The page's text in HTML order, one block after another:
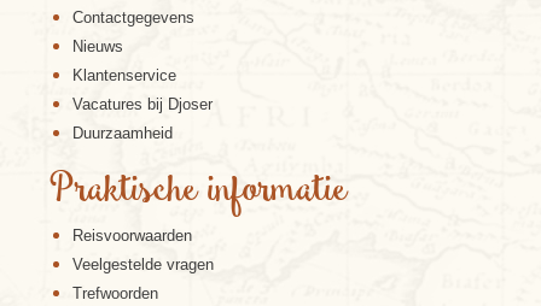
Contactgegevens
Nieuws
Klantenservice
Vacatures bij Djoser
Duurzaamheid
Praktische informatie
Reisvoorwaarden
Veelgestelde vragen
Trefwoorden